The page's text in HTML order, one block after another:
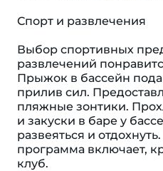
Спорт и развлечения
Выбор спортивных
развлечений
Прыжок в бассейн
прилив сил.
пляжные зонтики.
и закуски в баре у
развеяться и
программа включает,
клуб.